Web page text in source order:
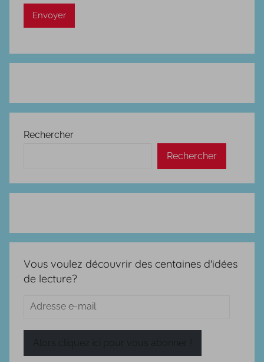
Rechercher
Rechercher
Vous voulez découvrir des centaines d'idées
de lecture?
Adresse